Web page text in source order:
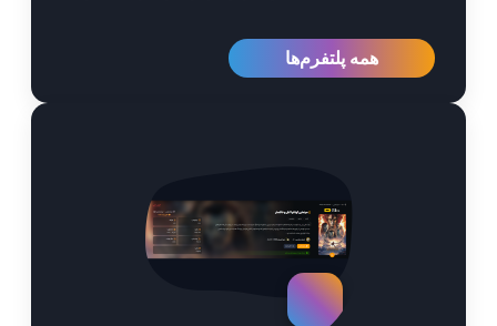
همه پلتفرم‌ها